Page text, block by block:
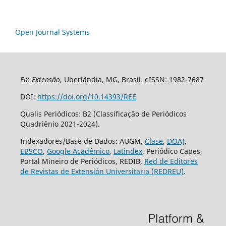
Open Journal Systems
Em Extensão, Uberlândia, MG, Brasil. eISSN: 1982-7687
DOI: https://doi.org/10.14393/REE
Qualis Periódicos: B2 (Classificação de Periódicos
Quadriênio 2021-2024).
Indexadores/Base de Dados: AUGM, Clase, DOAJ,
EBSCO, Google Acadêmico, Latindex, Periódico Capes,
Portal Mineiro de Periódicos, REDIB, Red de Editores
de Revistas de Extensión Universitaria (REDREU).